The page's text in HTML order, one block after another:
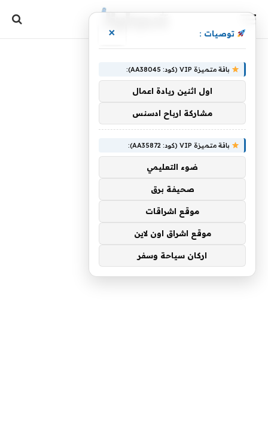
توصيات : ×
باقة متميزة VIP (كود: AA38045):
اول اثنين ريادة اعمال
مشاركة ارباح ادسنس
باقة متميزة VIP (كود: AA35872):
ضوء التعليمي
صحيفة برق
موقع اشراقات
موقع اشراق اون لاين
اركان سياحة وسفر